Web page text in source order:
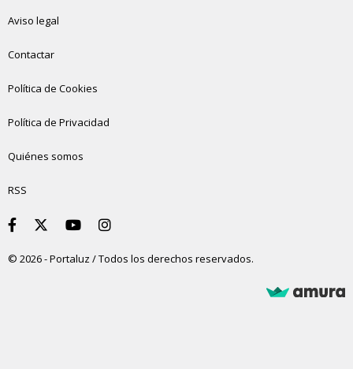
Aviso legal
Contactar
Política de Cookies
Política de Privacidad
Quiénes somos
RSS
© 2026 - Portaluz / Todos los derechos reservados.